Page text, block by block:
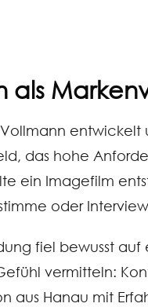
als
entwickelt
das hohe
ein Imagefilm
oder
fiel bewusst
vermitteln:
aus Hanau mit